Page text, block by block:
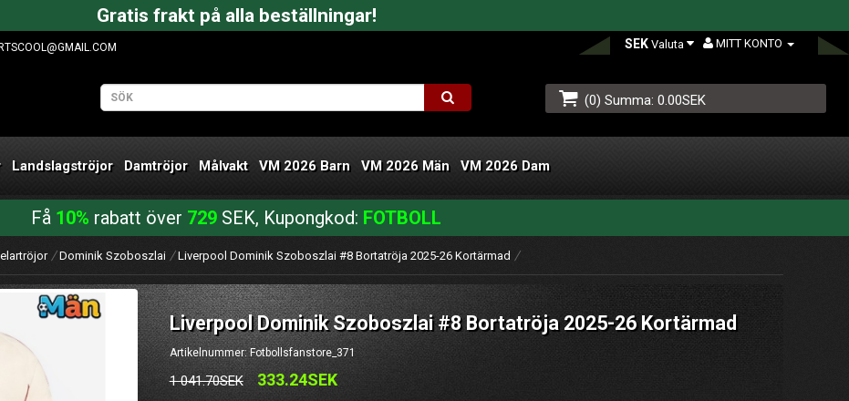
Gratis frakt på alla beställningar!
MITT KONTO
SEK Valuta
(0) Summa: 0.00SEK
Landslagströjor Damtröjor Målvakt VM 2026 Barn VM 2026 Män VM 2026 Dam
Få 10% rabatt över 729 SEK, Kupongkod: FOTBOLL
Dominik Szoboszlai Liverpool Dominik Szoboszlai #8 Bortatröja 2025-26 Kortärmad
Liverpool Dominik Szoboszlai #8 Bortatröja 2025-26 Kortärmad
Artikelnummer: Fotbollsfanstore_371
1 041.70SEK 333.24SEK